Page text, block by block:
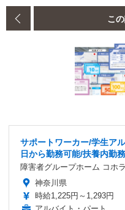
こ
サポートワーカー/学生ア
日から勤務可能/扶養内勤
障害者グループホーム コホラ
神奈川県
時給1,225円～1,293円